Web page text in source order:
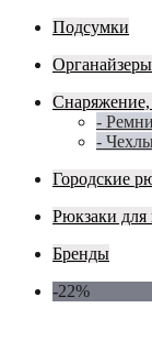
Подсумки
Органайзеры
Снаряжение,
-
-
Городские
Рюкзаки для
Бренды
-22%